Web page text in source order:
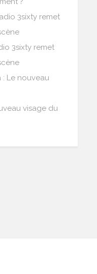
3sixty remet
3sixty remet
: Le nouveau
visage du